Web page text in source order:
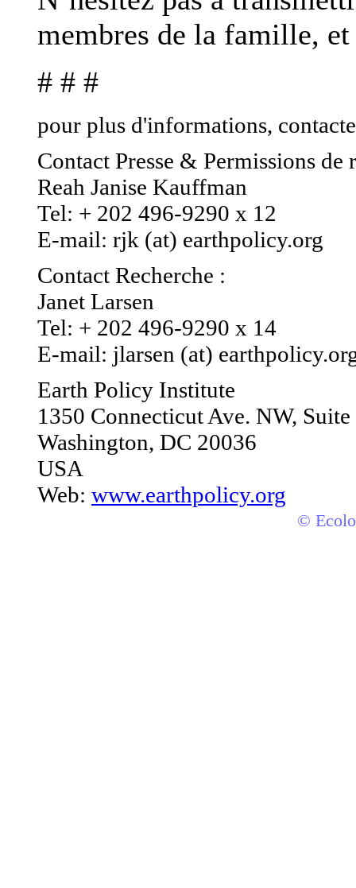
membres de la famille,
# # #
pour plus d'informations,
Contact Presse & Permissions
Reah Janise Kauffman
Tel: + 202 496-9290 x 12
E-mail: rjk (at) earthpolicy.org
Contact Recherche :
Janet Larsen
Tel: + 202 496-9290 x 14
E-mail: jlarsen (at)
Earth Policy Institute
1350 Connecticut Ave. NW,
Washington, DC 20036
USA
Web: www.earthpolicy.org
©